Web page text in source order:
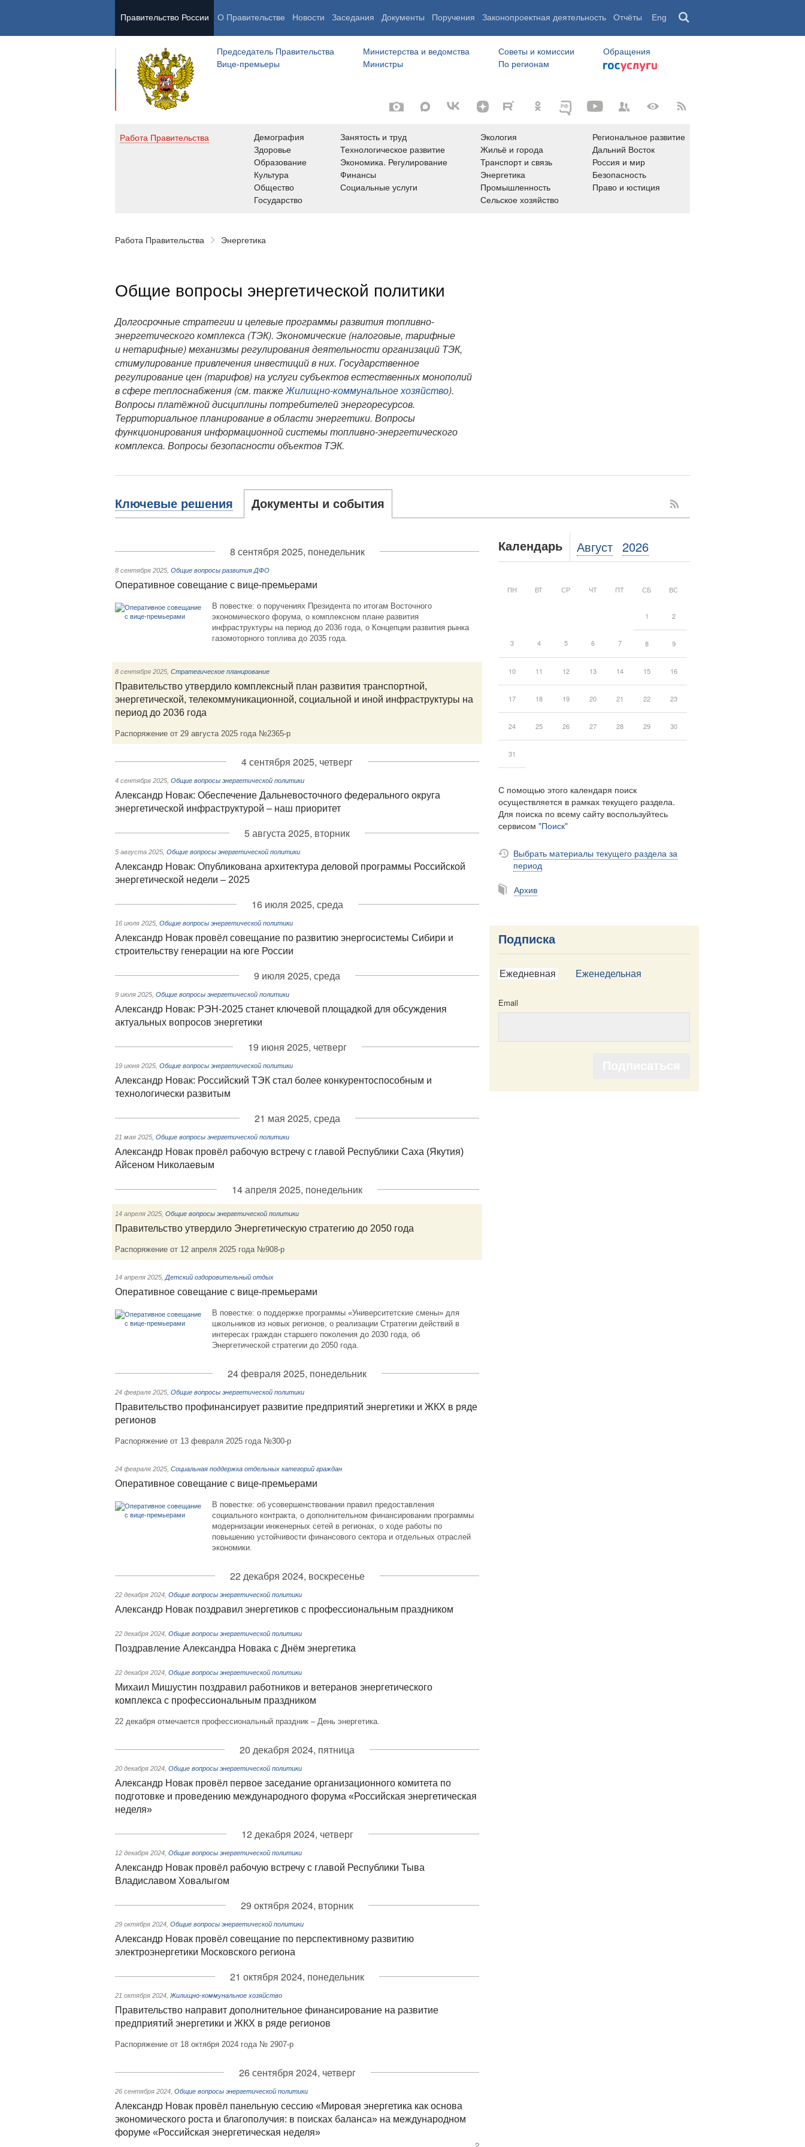
Правительство России О Правительстве Новости Заседания Документы Поручения Законопроектная деятельность Отчёты Eng
Председатель Правительства
Вице-премьеры
Министерства и ведомства
Министры
Советы и комиссии
По регионам
Обращения
Работа Правительства
Демография
Здоровье
Образование
Культура
Общество
Государство
Занятость и труд
Технологическое развитие
Экономика. Регулирование
Финансы
Социальные услуги
Экология
Жильё и города
Транспорт и связь
Энергетика
Промышленность
Сельское хозяйство
Региональное развитие
Дальний Восток
Россия и мир
Безопасность
Право и юстиция
Работа Правительства Энергетика
Общие вопросы энергетической политики
Долгосрочные стратегии и целевые программы развития топливно-
энергетического комплекса (ТЭК). Экономические (налоговые, тарифные
и нетарифные) механизмы регулирования деятельности организаций ТЭК,
стимулирование привлечения инвестиций в них. Государственное
регулирование цен (тарифов) на услуги субъектов естественных монополий
в сфере теплоснабжения (см. такжеЖилищно-коммунальное хозяйство).
Вопросы платёжной дисциплины потребителей энергоресурсов.
Территориальное планирование в области энергетики. Вопросы
функционирования информационной системы топливно-энергетического
комплекса. Вопросы безопасности объектов ТЭК.
Ключевые решения Документы и события
8 сентября 2025, понедельник
8 сентября 2025 Общие вопросы развития ДФО
Оперативное совещание с вице-премьерами
В повестке: о поручениях Президента по итогам Восточного
экономического форума, о комплексном плане развития
инфраструктуры на период до 2036 года, о Концепции развития рынка
газомоторного топлива до 2035 года.
8 сентября 2025 Стратегическое планирование
Правительство утвердило комплексный план развития транспортной,
энергетической, телекоммуникационной, социальной и иной инфраструктуры на
период до 2036 года
Распоряжение от 29 августа 2025 года №2365-р
4 сентября 2025, четверг
4 сентября 2025 Общие вопросы энергетической политики
Александр Новак: Обеспечение Дальневосточного федерального округа
энергетической инфраструктурой – наш приоритет
5 августа 2025, вторник
5 августа 2025 Общие вопросы энергетической политики
Александр Новак: Опубликована архитектура деловой программы Российской
энергетической недели – 2025
16 июля 2025, среда
16 июля 2025 Общие вопросы энергетической политики
Александр Новак провёл совещание по развитию энергосистемы Сибири и
строительству генерации на юге России
9 июля 2025, среда
9 июля 2025 Общие вопросы энергетической политики
Александр Новак: РЭН-2025 станет ключевой площадкой для обсуждения
актуальных вопросов энергетики
19 июня 2025, четверг
19 июня 2025 Общие вопросы энергетической политики
Александр Новак: Российский ТЭК стал более конкурентоспособным и
технологически развитым
21 мая 2025, среда
21 мая 2025 Общие вопросы энергетической политики
Александр Новак провёл рабочую встречу с главой Республики Саха (Якутия)
Айсеном Николаевым
14 апреля 2025, понедельник
14 апреля 2025 Общие вопросы энергетической политики
Правительство утвердило Энергетическую стратегию до 2050 года
Распоряжение от 12 апреля 2025 года №908-р
14 апреля 2025 Детский оздоровительный отдых
Оперативное совещание с вице-премьерами
В повестке: о поддержке программы «Университетские смены» для
школьников из новых регионов, о реализации Стратегии действий в
интересах граждан старшего поколения до 2030 года, об
Энергетической стратегии до 2050 года.
24 февраля 2025, понедельник
24 февраля 2025 Общие вопросы энергетической политики
Правительство профинансирует развитие предприятий энергетики и ЖКХ в ряде
регионов
Распоряжение от 13 февраля 2025 года №300-р
24 февраля 2025 Социальная поддержка отдельных категорий граждан
Оперативное совещание с вице-премьерами
В повестке: об усовершенствовании правил предоставления
социального контракта, о дополнительном финансировании программы
модернизации инженерных сетей в регионах, о ходе работы по
повышению устойчивости финансового сектора и отдельных отраслей
экономики.
22 декабря 2024, воскресенье
22 декабря 2024 Общие вопросы энергетической политики
Александр Новак поздравил энергетиков с профессиональным праздником
22 декабря 2024 Общие вопросы энергетической политики
Поздравление Александра Новака с Днём энергетика
22 декабря 2024 Общие вопросы энергетической политики
Михаил Мишустин поздравил работников и ветеранов энергетического
комплекса с профессиональным праздником
22 декабря отмечается профессиональный праздник – День энергетика.
20 декабря 2024, пятница
20 декабря 2024 Общие вопросы энергетической политики
Александр Новак провёл первое заседание организационного комитета по
подготовке и проведению международного форума «Российская энергетическая
неделя»
12 декабря 2024, четверг
12 декабря 2024 Общие вопросы энергетической политики
Александр Новак провёл рабочую встречу с главой Республики Тыва
Владиславом Ховалыгом
29 октября 2024, вторник
29 октября 2024 Общие вопросы энергетической политики
Александр Новак провёл совещание по перспективному развитию
электроэнергетики Московского региона
21 октября 2024, понедельник
21 октября 2024 Жилищно-коммунальное хозяйство
Правительство направит дополнительное финансирование на развитие
предприятий энергетики и ЖКХ в ряде регионов
Распоряжение от 18 октября 2024 года № 2907-р
26 сентября 2024, четверг
26 сентября 2024 Общие вопросы энергетической политики
Александр Новак провёл панельную сессию «Мировая энергетика как основа
экономического роста и благополучия: в поисках баланса» на международном
форуме «Российская энергетическая неделя»
Календарь Август 2026
ПН ВТ СР ЧТ ПТ СБ ВС
1 2
3 4 5 6 7 8 9
10 11 12 13 14 15 16
17 18 19 20 21 22 23
24 25 26 27 28 29 30
31
С помощью этого календаря поиск
осуществляется в рамках текущего раздела.
Для поиска по всему сайту воспользуйтесь
сервисом "Поиск"
Выбрать материалы текущего раздела за
период
Архив
Подписка
Ежедневная Еженедельная
Email